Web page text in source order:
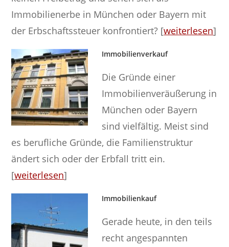
Immobilienerbe in München oder Bayern mit
der Erbschaftssteuer konfrontiert? [weiterlesen]
Immobilienverkauf
Die Gründe einer
Immobilienveräußerung in
München oder Bayern
sind vielfältig. Meist sind
es berufliche Gründe, die Familienstruktur
ändert sich oder der Erbfall tritt ein.
[weiterlesen]
Immobilienkauf
Gerade heute, in den teils
recht angespannten